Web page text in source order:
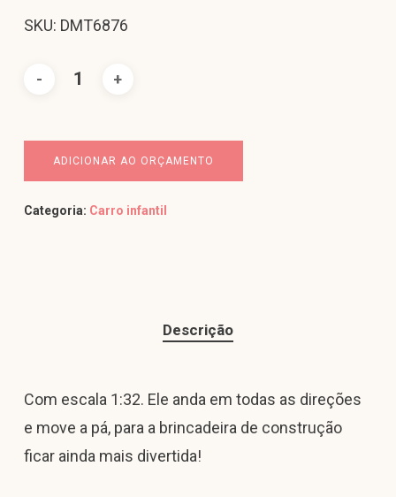
SKU: DMT6876
ADICIONAR AO ORÇAMENTO
Categoria: Carro infantil
Descrição
Com escala 1:32. Ele anda em todas as direções
e move a pá, para a brincadeira de construção
ficar ainda mais divertida!